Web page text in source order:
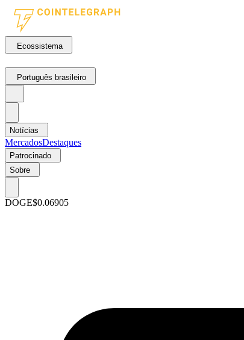
Ecossistema
Português brasileiro
Notícias
MercadosDestaques
Patrocinado
Sobre
DOGE$0.06905